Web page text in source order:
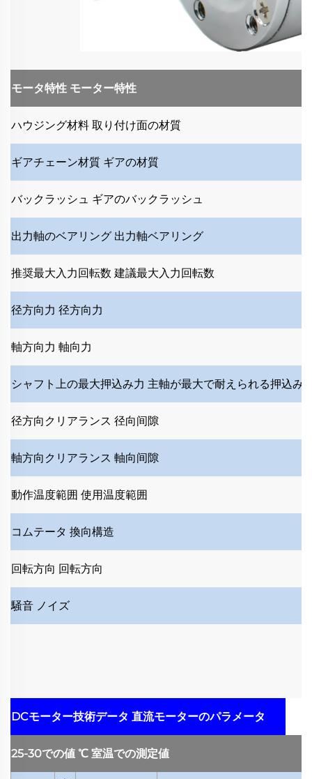
モータ特性 モーター特性
ハウジング材料 取り付け面の材質
ギアチェーン材質 ギアの材質
バックラッシュ ギアのバックラッシュ
出力軸のベアリング 出力軸ベアリング
推奨最大入力回転数 建議最大入力回転数
径方向力 径方向力
軸方向力 軸向力
シャフト上の最大押込み力 主軸が最大で耐えられる押込み
径方向クリアランス 径向间隙
軸方向クリアランス 軸向间隙
動作温度範囲 使用温度範囲
コムテータ 換向構造
回転方向 回転方向
騒音 ノイズ
DCモーター技術データ 直流モーターのパラメータ
25-30での値 ℃ 室温での測定値